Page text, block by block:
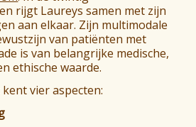
rijgt Laureys samen met zijn
aan elkaar. Zijn multimodale
van patiënten met
is van belangrijke medische,
ethische waarde.
vier aspecten: